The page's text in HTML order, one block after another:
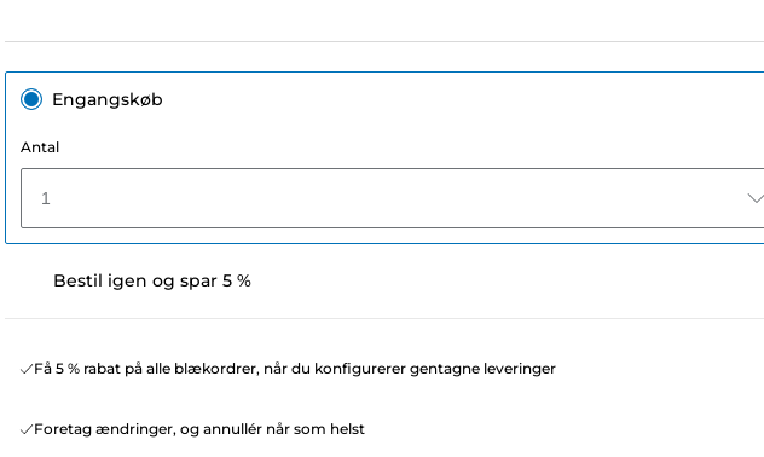
Engangskøb
Antal
1
Bestil igen og spar 5 %
Få 5 % rabat på alle blækordrer, når du konfigurerer gentagne leveringer
Foretag ændringer, og annullér når som helst